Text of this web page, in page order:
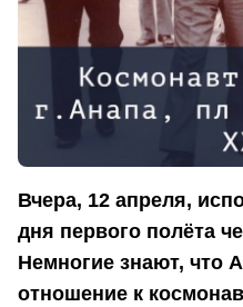
Вчера, 12 апреля,
дня первого полёта
Немногие знают, что
отношение к